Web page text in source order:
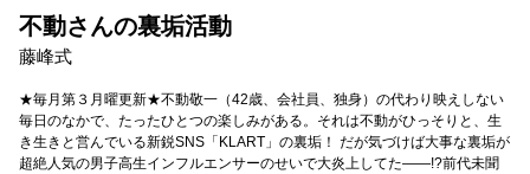
不動さんの裏垢活動
藤峰式
★毎月第３月曜更新★不動敬一（42歳、会社員、独身）の代わり映えしない
毎日のなかで、たったひとつの楽しみがある。それは不動がひっそりと、生
き生きと営んでいる新鋭SNS「KLART」の裏垢！ だが気づけば大事な裏垢が
超絶人気の男子高生インフルエンサーのせいで大炎上してた――!?前代未聞